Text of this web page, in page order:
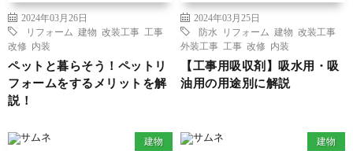
2024年03月26日
リフォーム
建物 改装工事 工事
改修
内装
ペットと暮らそう！ペットリ
フォームをするメリットを解
説！
2024年03月25日
防水
リフォーム 建物 改装工事
外装工事 工事 改修 内装
【工事用吸収剤】吸水用・吸
油用の用途別に解説
建物 建物